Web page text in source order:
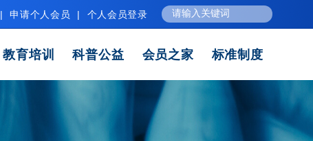
| 申请个人会员 | 个人会员登录
教育培训 科普公益 会员之家 标准制度